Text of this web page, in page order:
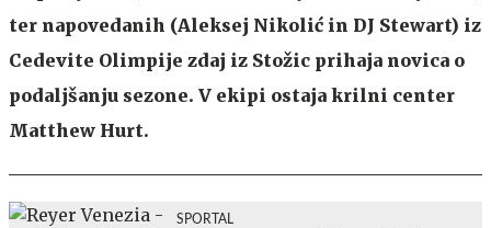
ter napovedanih (Aleksej Nikolić in DJ Stewart) iz
Cedevite Olimpije zdaj iz Stožic prihaja novica o
podaljšanju sezone. V ekipi ostaja krilni center
Matthew Hurt.
SPORTAL